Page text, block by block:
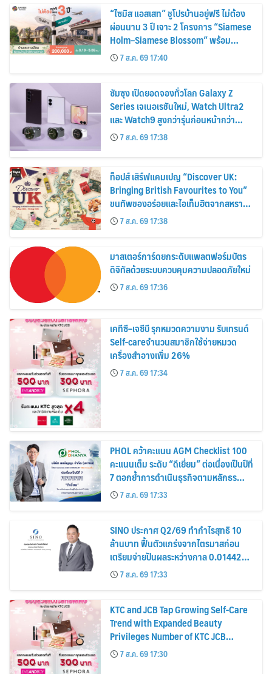
“ไซมิส แอสเสท” ชูโปรบ้านอยู่ฟรี ไม่ต้อง
ผ่อนนาน 3 ปี เจาะ 2 โครงการ “Siamese
Holm–Siamese Blossom” พร้อม
ส่วนลดและสิทธิพิเศษถึง 31 สิงหาคม
2569
7 ส.ค. 69 17:40
ซัมซุง เปิดยอดจองทั่วโลก Galaxy Z
Series เจเนอเรชันใหม่, Watch Ultra2
และ Watch9 สูงกว่ารุ่นก่อนหน้ากว่า
30%7 ส.ค. 69 17:38
ท็อปส์ เสิร์ฟแคมเปญ “Discover UK:
Bringing British Favourites to You”
ขนทัพของอร่อยและไอเท็มฮิตจากสหราช
อาณาจักร ส่งตรงถึงมือตั้งแต่วันนี้ – 18
สิงหาคมนี้
7 ส.ค. 69 17:38
มาสเตอร์การ์ดยกระดับแพลตฟอร์มบัตร
ดิจิทัลด้วยระบบควบคุมความปลอดภัยใหม่
7 ส.ค. 69 17:36
เคทีซี–เจซีบี รุกหมวดความงาม รับเทรนด์
Self-careจำนวนสมาชิกใช้จ่ายหมวด
เครื่องสำอางเพิ่ม 26%
7 ส.ค. 69 17:34
PHOL คว้าคะแนน AGM Checklist 100
คะแนนเต็ม ระดับ “ดีเยี่ยม” ต่อเนื่องเป็นปีที่
7 ตอกย้ำการดำเนินธุรกิจตามหลักธร
รมาภิบาล โปร่งใส สร้างความเชื่อมั่นผู้ถือ
หุ้น
7 ส.ค. 69 17:33
SINO ประกาศ Q2/69 ทำกำไรสุทธิ 10
ล้านบาท ฟื้นตัวแกร่งจากไตรมาสก่อน
เตรียมจ่ายปันผลระหว่างกาล 0.014423
บาทต่อหุ้น ครึ่งปีหลังมุ่งเติบโตต่อเนื่อง
7 ส.ค. 69 17:33
KTC and JCB Tap Growing Self-Care
Trend with Expanded Beauty
Privileges Number of KTC JCB
Cardmembers Spending on
Cosmetics Rises 26%
7 ส.ค. 69 17:30